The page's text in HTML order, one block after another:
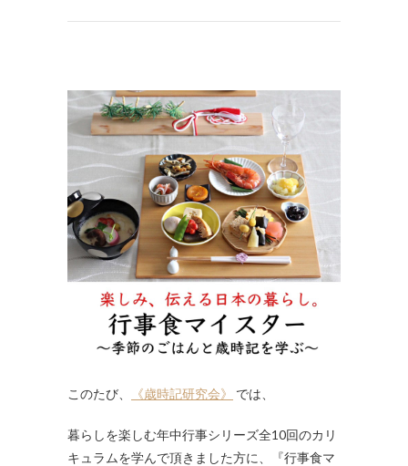
このたび、 《歳時記研究会》 では、
暮らしを楽しむ年中行事シリーズ全10回のカリ
キュラムを学んで頂きました方に、『行事食マ